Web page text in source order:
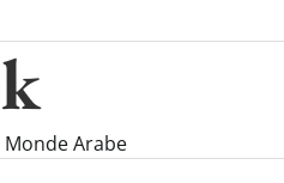
Monde Arabe